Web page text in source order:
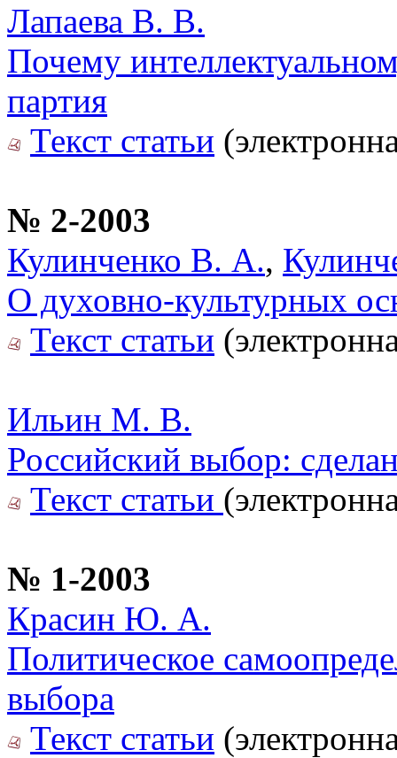
Лапаева В. В.
Почему
партия
Текст статьи
№ 2-2003
Кулинченко В. А.,
О духовно-культурных
Текст статьи
Ильин М. В.
Российский выбор:
Текст статьи
№ 1-2003
Красин Ю. А.
Политическое
выбора
Текст статьи